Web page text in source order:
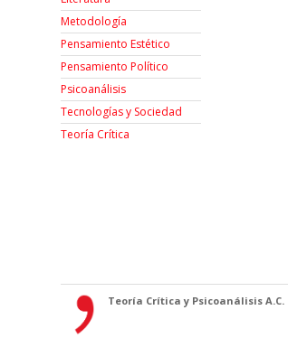
Metodología
Pensamiento Estético
Pensamiento Político
Psicoanálisis
Tecnologías y Sociedad
Teoría Crítica
Teoría Crítica y Psicoanálisis A.C.